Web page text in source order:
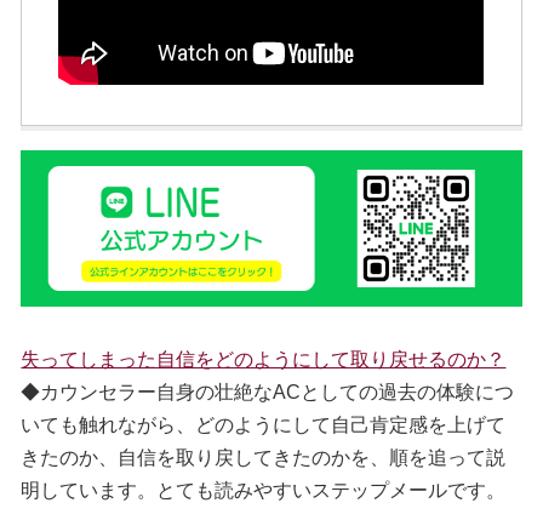
失ってしまった自信をどのようにして取り戻せるのか？
◆カウンセラー自身の壮絶なACとしての過去の体験につ
いても触れながら、どのようにして自己肯定感を上げて
きたのか、自信を取り戻してきたのかを、順を追って説
明しています。とても読みやすいステップメールです。